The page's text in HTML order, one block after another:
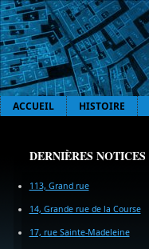
ACCUEIL HISTOIRE
DERNIÈRES NOTICES
113, Grand rue
14, Grande rue de la Course
17, rue Sainte-Madeleine